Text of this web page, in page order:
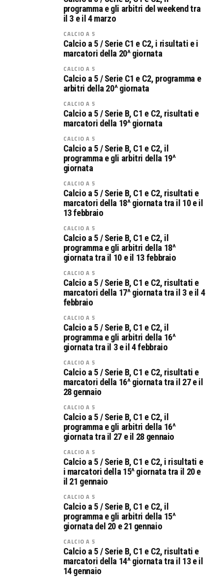
programma e gli arbitri del weekend tra
il 3 e il 4 marzo
CALCIO A 5
Calcio a 5 / Serie C1 e C2, i risultati e i
marcatori della 20^ giornata
CALCIO A 5
Calcio a 5 / Serie C1 e C2, programma e
arbitri della 20^ giornata
CALCIO A 5
Calcio a 5 / Serie B, C1 e C2, risultati e
marcatori della 19^ giornata
CALCIO A 5
Calcio a 5 / Serie B, C1 e C2, il
programma e gli arbitri della 19^
giornata
CALCIO A 5
Calcio a 5 / Serie B, C1 e C2, risultati e
marcatori della 18^ giornata tra il 10 e il
13 febbraio
CALCIO A 5
Calcio a 5 / Serie B, C1 e C2, il
programma e gli arbitri della 18^
giornata tra il 10 e il 13 febbraio
CALCIO A 5
Calcio a 5 / Serie B, C1 e C2, risultati e
marcatori della 17^ giornata tra il 3 e il 4
febbraio
CALCIO A 5
Calcio a 5 / Serie B, C1 e C2, il
programma e gli arbitri della 16^
giornata tra il 3 e il 4 febbraio
CALCIO A 5
Calcio a 5 / Serie B, C1 e C2, risultati e
marcatori della 16^ giornata tra il 27 e il
28 gennaio
CALCIO A 5
Calcio a 5 / Serie B, C1 e C2, il
programma e gli arbitri della 16^
giornata tra il 27 e il 28 gennaio
CALCIO A 5
Calcio a 5 / Serie B, C1 e C2, i risultati e
i marcatori della 15^ giornata tra il 20 e
il 21 gennaio
CALCIO A 5
Calcio a 5 / Serie B, C1 e C2, il
programma e gli arbitri della 15^
giornata del 20 e 21 gennaio
CALCIO A 5
Calcio a 5 / Serie B, C1 e C2, risultati e
marcatori della 14^ giornata tra il 13 e il
14 gennaio